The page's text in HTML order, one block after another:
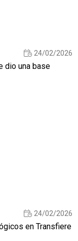
24/02/2026
dio una base
24/02/2026
en Transfiere